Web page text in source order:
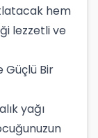
hem
lezzetli ve
Güçlü Bir
yağı